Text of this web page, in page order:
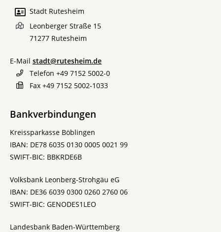
Stadt Rutesheim
Leonberger Straße 15
71277 Rutesheim
E-Mail stadt@rutesheim.de
Telefon +49 7152 5002-0
Fax +49 7152 5002-1033
Bankverbindungen
Kreissparkasse Böblingen
IBAN: DE78 6035 0130 0005 0021 99
SWIFT-BIC: BBKRDE6B
Volksbank Leonberg-Strohgäu eG
IBAN: DE36 6039 0300 0260 2760 06
SWIFT-BIC: GENODES1LEO
Landesbank Baden-Württemberg